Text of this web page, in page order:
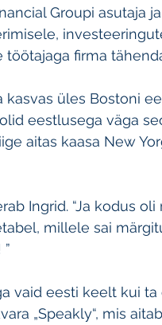
Groupi asutaja
töötajaga firma
üles Bostoni
eestlusega väga
aitas kaasa New
Ingrid. “Ja kodus
millele sai
vaid eesti keelt kui
„Speakly“, mis